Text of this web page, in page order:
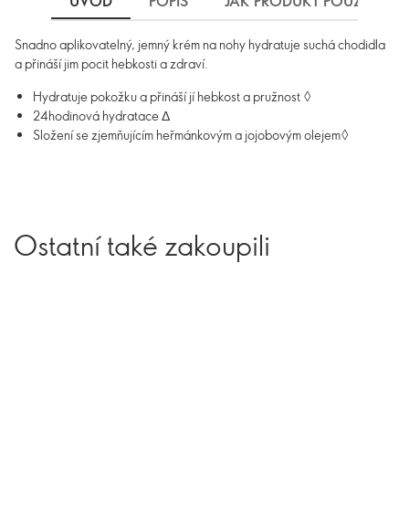
Snadno aplikovatelný, jemný krém na nohy hydratuje suchá chodidla
a přináší jim pocit hebkosti a zdraví.
Hydratuje pokožku a přináší jí hebkost a pružnost ◊
24hodinová hydratace Δ
Složení se zjemňujícím heřmánkovým a jojobovým olejem◊
Ostatní také zakoupili